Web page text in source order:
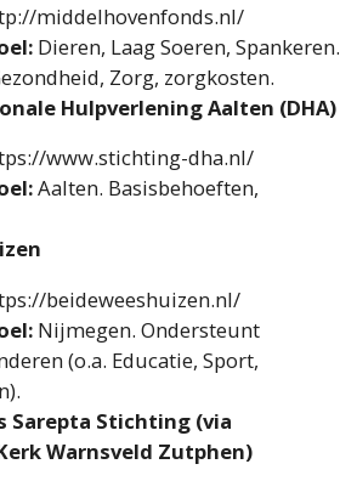
middelhovenfonds.nl/
Dieren, Laag Soeren, Spankeren.
Zorg, zorgkosten.
Hulpverlening Aalten (DHA)
www.stichting-dha.nl/
Aalten. Basisbehoeften,
beideweeshuizen.nl/
Nijmegen. Ondersteunt
(o.a. Educatie, Sport,
Sarepta Stichting (via
Warnsveld Zutphen)